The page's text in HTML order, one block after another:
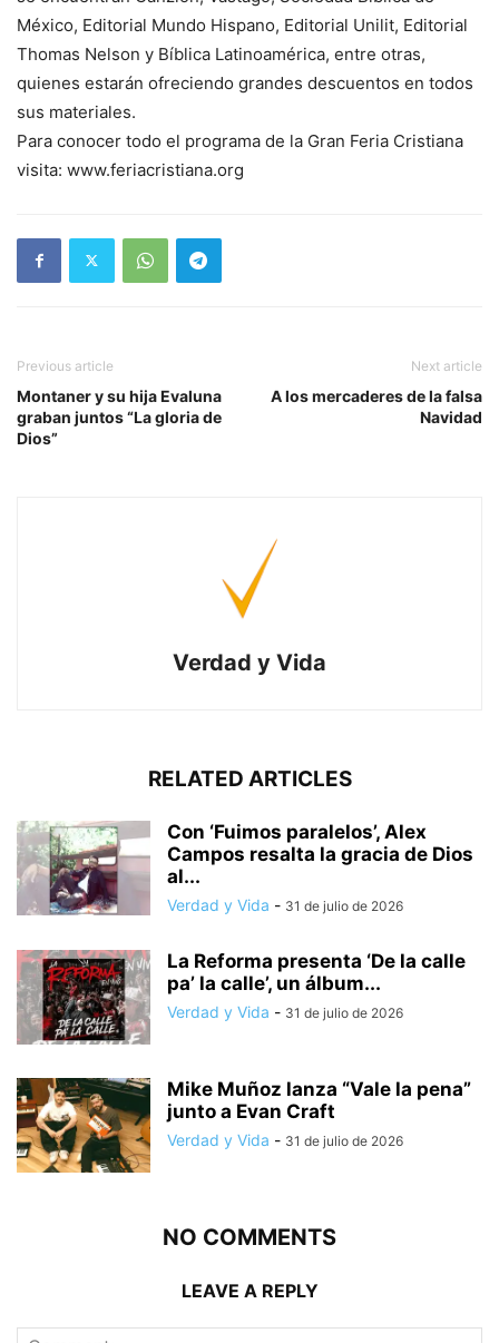
México, Editorial Mundo Hispano, Editorial Unilit, Editorial
Thomas Nelson y Bíblica Latinoamérica, entre otras,
quienes estarán ofreciendo grandes descuentos en todos
sus materiales.
Para conocer todo el programa de la Gran Feria Cristiana
visita: www.feriacristiana.org
Previous article
Montaner y su hija Evaluna
graban juntos “La gloria de
Dios”
Next article
A los mercaderes de la falsa
Navidad
Verdad y Vida
RELATED ARTICLES
Con ‘Fuimos paralelos’, Alex
Campos resalta la gracia de Dios
al...
Verdad y Vida - 31 de julio de 2026
La Reforma presenta ‘De la calle
pa’ la calle’, un álbum...
Verdad y Vida - 31 de julio de 2026
Mike Muñoz lanza “Vale la pena”
junto a Evan Craft
Verdad y Vida - 31 de julio de 2026
NO COMMENTS
LEAVE A REPLY